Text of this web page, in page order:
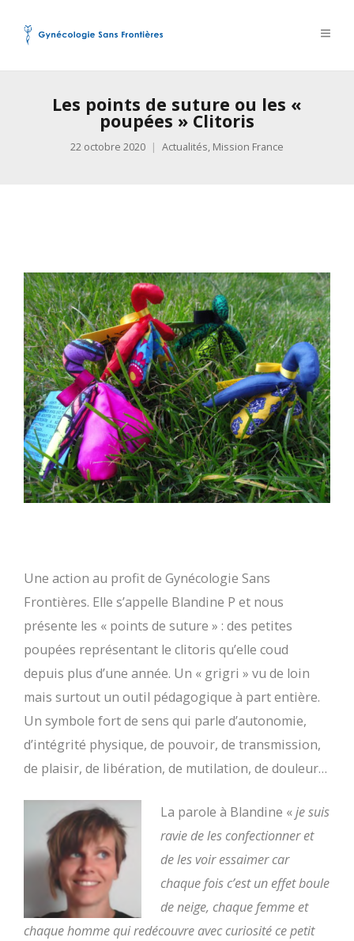
Les points de suture ou les «
poupées » Clitoris
22 octobre 2020 Actualités, Mission France
Une action au profit de Gynécologie Sans
Frontières. Elle s’appelle Blandine P et nous
présente les « points de suture » : des petites
poupées représentant le clitoris qu’elle coud
depuis plus d’une année. Un « grigri » vu de loin
mais surtout un outil pédagogique à part entière.
Un symbole fort de sens qui parle d’autonomie,
d’intégrité physique, de pouvoir, de transmission,
de plaisir, de libération, de mutilation, de douleur…
La parole à Blandine «je suis
ravie de les confectionner et
de les voir essaimer car
chaque fois c’est un effet boule
de neige, chaque femme et
chaque homme qui redécouvre avec curiosité ce petit